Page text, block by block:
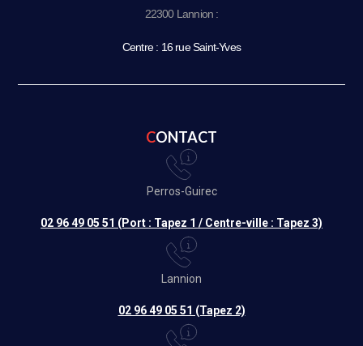
22300 Lannion :
Centre : 16 rue Saint-Yves
CONTACT
Perros-Guirec
02 96 49 05 51 (Port : Tapez 1 / Centre-ville : Tapez 3)
Lannion
02 96 49 05 51 (Tapez 2)